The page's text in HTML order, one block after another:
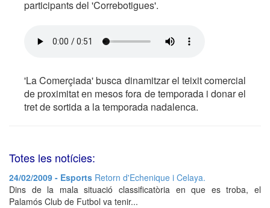
participants del 'Correbotigues'.
'La Comerçiada' busca dinamitzar el teixit comercial
de proximitat en mesos fora de temporada i donar el
tret de sortida a la temporada nadalenca.
Totes les notícies:
24/02/2009 - Esports Retorn d'Echenique i Celaya.
Dins de la mala situació classificatòria en que es troba, el
Palamós Club de Futbol va tenir...